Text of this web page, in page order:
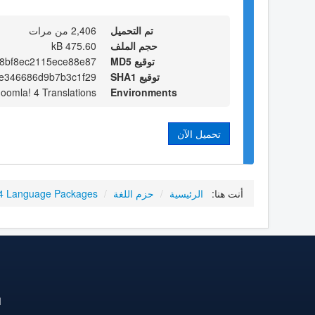
تم التحميل
2,406 من مرات
حجم الملف
475.60 kB
توقيع MD5
توقيع SHA1
Environments
4 Translations
تحميل الآن
أنت هنا: الرئيسية / حزم اللغة /
Language Packages